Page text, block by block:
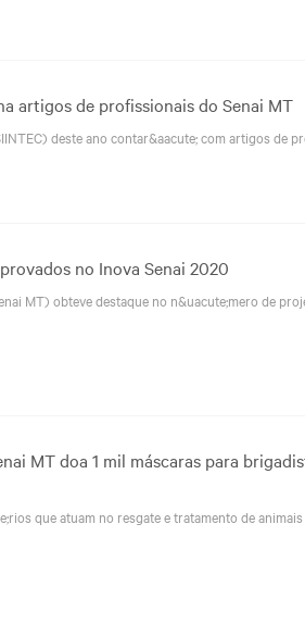
artigos de profissionais do Senai MT
deste ano contar&aacute; com artigos de
no Inova Senai 2020
MT) obteve destaque no n&uacute;mero de
MT doa 1 mil máscaras para
que atuam no resgate e tratamento de